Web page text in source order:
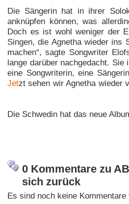
Die Sängerin hat in ihrer
anknüpfen können, was
Doch es ist wohl weniger der
Singen, die Agnetha wieder ins
machen“, sagte Songwriter
lange darüber nachgedacht.
eine Songwriterin, eine
Jetzt sehen wir Agnetha
Die Schwedin hat das neue
0 Kommentare zu
sich zurück
Es sind noch keine